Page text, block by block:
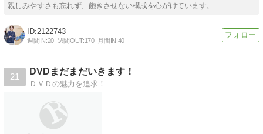
親しみやすさも忘れず、飽きさせない構成を心がけています。
2122743
週間IN:20 週間OUT:170 月間IN:40
21
DVDまだまだいきます！
ＤＶＤの魅力を追求！